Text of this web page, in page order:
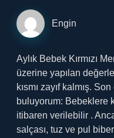
Engin
Aylık Bebek Kırmızı
üzerine yapılan
kısmı zayıf kalmış.
buluyorum: Bebeklere
itibaren verilebilir .
salçası, tuz ve pul